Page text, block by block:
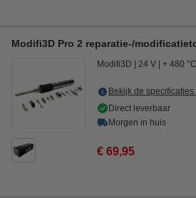
Modifi3D Pro 2 reparatie-/
Modifi3D 24 V + 480 °C
Bekijk de
Direct leverbaar
Morgen in huis
€ 69,95